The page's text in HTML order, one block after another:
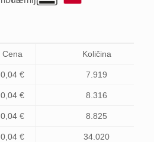
Cena Količina
0,04 € 7.919
0,04 € 8.316
0,04 € 8.825
0,04 € 34.020